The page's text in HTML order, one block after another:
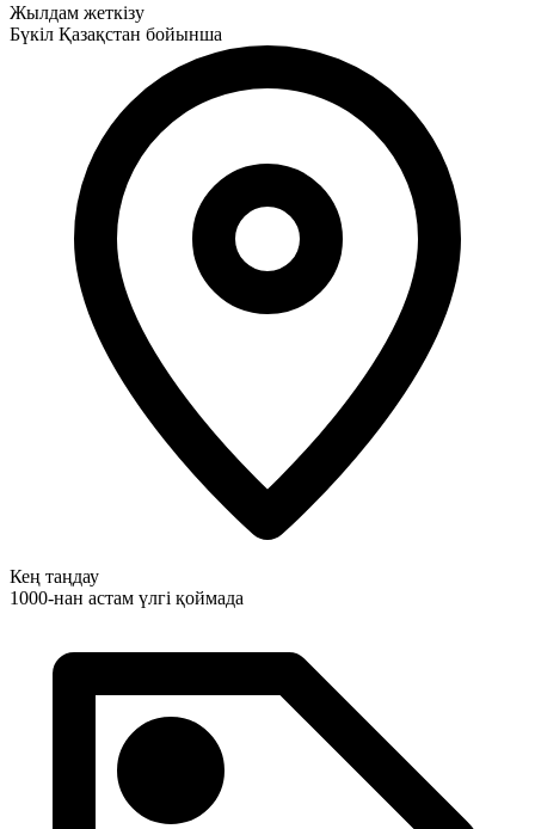
Жылдам жеткізу
Бүкіл Қазақстан бойынша
Кең таңдау
1000-нан астам үлгі қоймада